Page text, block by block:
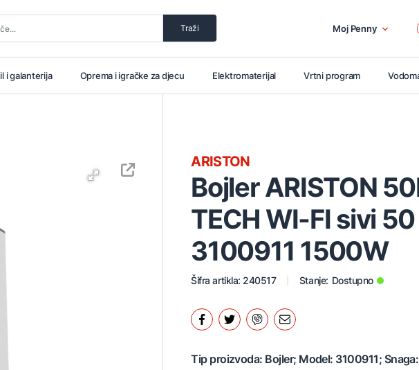
Traži Moj Penny
i galanterija Oprema i igračke za djecu Elektromaterijal Vrtni program
Bojler ARISTON
TECH WI-FI sivi 50
3100911 1500W
ARISTON
Šifra artikla: 240517 Stanje: Dostupno
Tip proizvoda: Bojler; Model: 3100911;